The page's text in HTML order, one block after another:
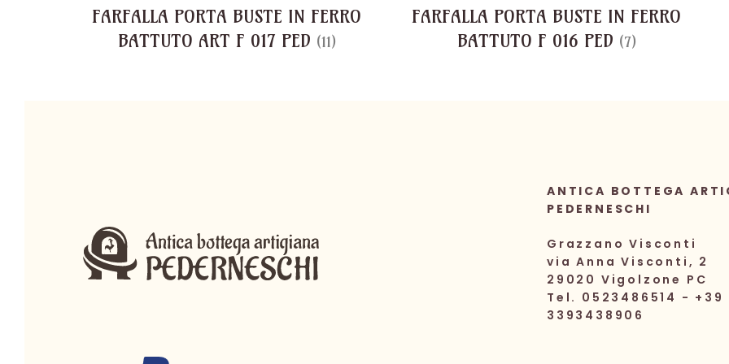
FARFALLA PORTA BUSTE IN FERRO
BATTUTO ART F 017 PED (11)
FARFALLA PORTA BUSTE IN FERRO
BATTUTO F 016 PED (7)
ANTICA BOTTEGA
PEDERNESCHI
Grazzano Visconti
via Anna Visconti, 2
29020 Vigolzone PC
Tel. 0523486514 - +39
3393438906